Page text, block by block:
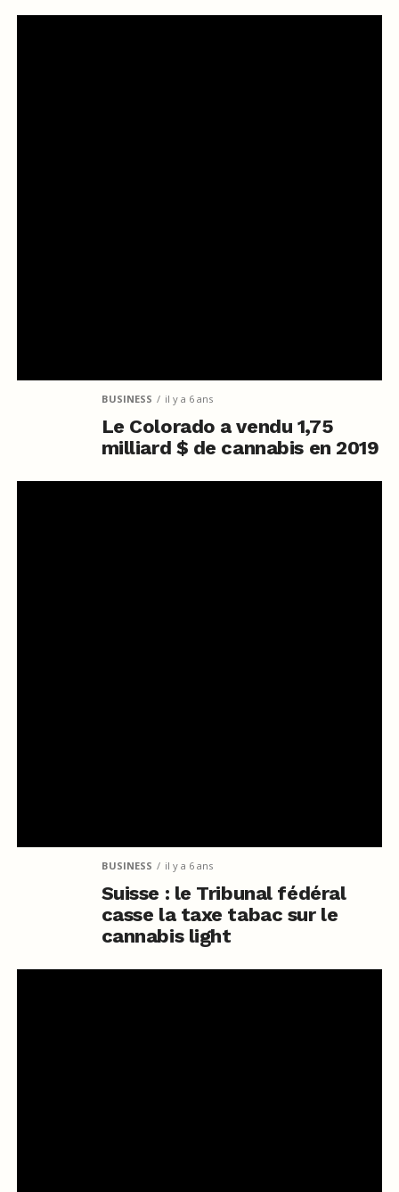
BUSINESS il y a 6 ans
Le Colorado a vendu 1,75
milliard $ de cannabis en 2019
BUSINESS il y a 6 ans
Suisse : le Tribunal fédéral
casse la taxe tabac sur le
cannabis light